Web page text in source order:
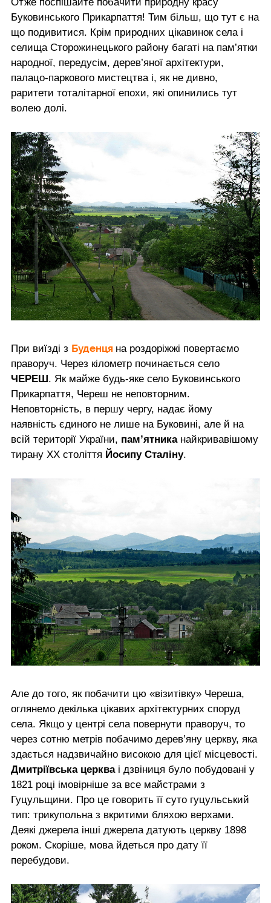
Буковинського Прикарпаття! Тим більш, що тут є на
що подивитися. Крім природних цікавинок села і
селища Сторожинецького району багаті на пам’ятки
народної, передусім, дерев’яної архітектури,
палацо-паркового мистецтва і, як не дивно,
раритети тоталітарної епохи, які опинились тут
волею долі.
При виїзді з Буденця на роздоріжжі повертаємо
праворуч. Через кілометр починається село
ЧЕРЕШ. Як майже будь-яке село Буковинського
Прикарпаття, Череш не неповторним.
Неповторність, в першу чергу, надає йому
наявність єдиного не лише на Буковині, але й на
всій території України, пам’ятника найкривавішому
тирану ХХ століття Йосипу Сталіну.
Але до того, як побачити цю «візитівку» Череша,
оглянемо декілька цікавих архітектурних споруд
села. Якщо у центрі села повернути праворуч, то
через сотню метрів побачимо дерев’яну церкву, яка
здається надзвичайно високою для цієї місцевості.
Дмитріївська церква і дзвіниця було побудовані у
1821 році імовірніше за все майстрами з
Гуцульщини. Про це говорить її суто гуцульський
тип: трикупольна з вкритими бляхою верхами.
Деякі джерела інші джерела датують церкву 1898
роком. Скоріше, мова йдеться про дату її
перебудови.